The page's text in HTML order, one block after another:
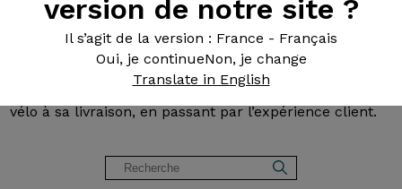
version de notre site ?
Il s’agit de la version : France - Français
Oui, je continueNon, je change
Translate in English
clients Origine
Lisez les avis sur nos vélos de Route, Gravel, VTT et
vélo à sa livraison, en passant par l’expérience client.